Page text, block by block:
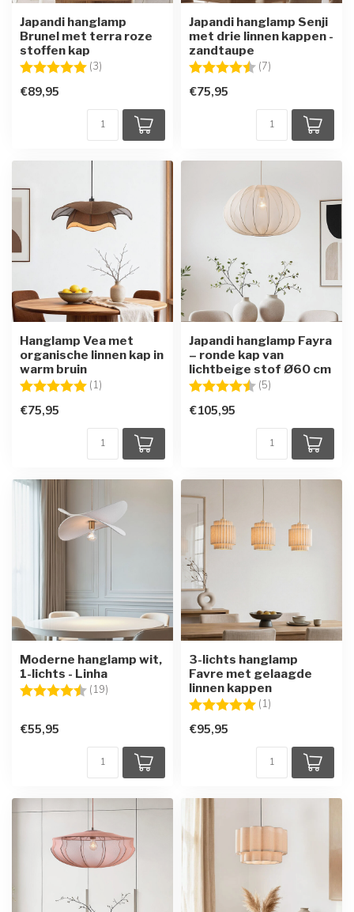
Japandi hanglamp
Brunel met terra roze
stoffen kap
Beoordeling: (3)
€89,95
Japandi hanglamp Senji
met drie linnen kappen -
zandtaupe
Beoordeling: (7)
€75,95
Hanglamp Vea met
organische linnen kap in
warm bruin
Beoordeling: (1)
€75,95
Japandi hanglamp Fayra
– ronde kap van
lichtbeige stof Ø60 cm
Beoordeling: (5)
€105,95
Moderne hanglamp wit,
1-lichts - Linha
Beoordeling: (19)
€55,95
3-lichts hanglamp
Favre met gelaagde
linnen kappen
Beoordeling: (1)
€95,95